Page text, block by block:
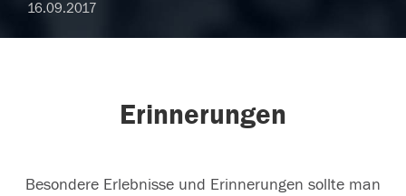
16.09.2017
Erinnerungen
Besondere Erlebnisse und Erinnerungen sollte man